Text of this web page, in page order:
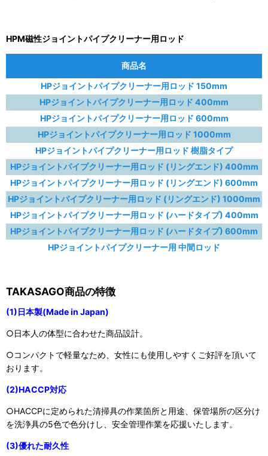
HPM磁性ジョイントパイプクリーナー用ロッド
商品名
HPジョイントパイプクリーナー用ロッド 150mm
HPジョイントパイプクリーナー用ロッド 400mm
HPジョイントパイプクリーナー用ロッド 600mm
HPジョイントパイプクリーナー用ロッド 1000mm
HPジョイントパイプクリーナー用ロッド 樹脂タイプ
HPジョイントパイプクリーナー用ロッド (リングエンド) 400mm
HPジョイントパイプクリーナー用ロッド (リングエンド) 600mm
HPジョイントパイプクリーナー用ロッド (リングエンド) 1000mm
HPジョイントパイプクリーナー用ロッド (ハードタイプ) 400mm
HPジョイントパイプクリーナー用ロッド (ハードタイプ) 600mm
HPジョイントパイプクリーナー用 中間ロッド
TAKASAGO商品の特徴
(1)日本製(Made in Japan)
○日本人の体型に合わせた商品設計。
○コンパクトで軽量なため、女性にも使用しやすくご好評を頂いて
おります。
(2)HACCP対応
○HACCPに定められた清掃具の作業箇所と用途、保管場所の区分け
を洗浄具の5色で色分けし、安全管理作業を応援いたします。
(3)優れた耐久性